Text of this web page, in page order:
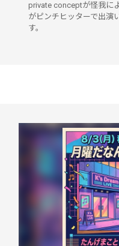
private conceptが怪我に
がピンチヒッターで出演
す。